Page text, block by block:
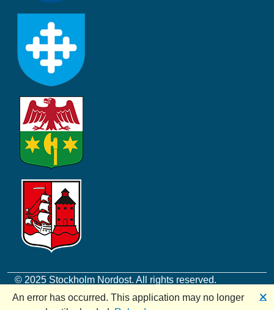
© 2025 Stockholm Nordost. All rights reserved.
An error has occurred. This application may no longer
🗙